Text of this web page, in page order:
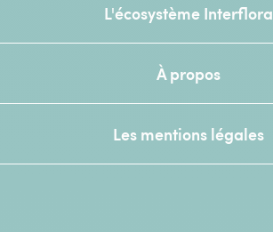
L'écosystème Interflora
À propos
Les mentions légales